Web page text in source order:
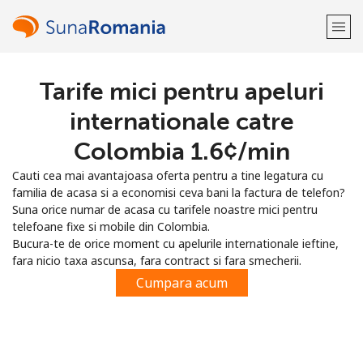
Bine-ai venit!
Inregistreaza-te cu
sau
Tarife mici pentru apeluri
internationale catre
Colombia ⁦1.6¢⁩/min
Cauti cea mai avantajoasa oferta pentru a tine legatura cu
familia de acasa si a economisi ceva bani la factura de telefon?
Suna orice numar de acasa cu tarifele noastre mici pentru
telefoane fixe si mobile din Colombia.
Bucura-te de orice moment cu apelurile internationale ieftine,
fara nicio taxa ascunsa, fara contract si fara smecherii.
Cumpara acum